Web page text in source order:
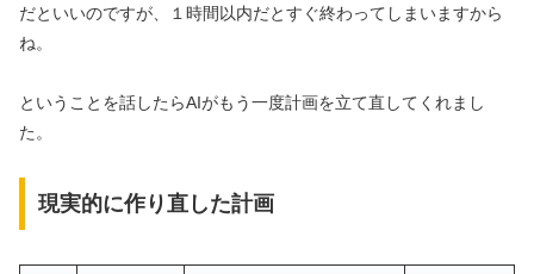
だといいのですが、１時間以内だとすぐ終わってしまいますから
ね。
ということを話したらAIがもう一度計画を立て直してくれまし
た。
現実的に作り直した計画